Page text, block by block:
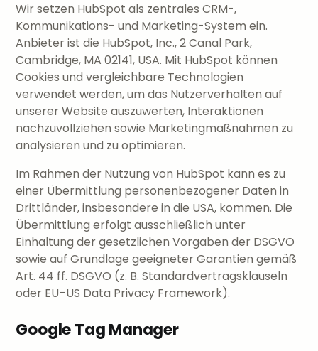
Wir setzen HubSpot als zentrales CRM-,
Kommunikations- und Marketing-System ein.
Anbieter ist die HubSpot, Inc., 2 Canal Park,
Cambridge, MA 02141, USA. Mit HubSpot können
Cookies und vergleichbare Technologien
verwendet werden, um das Nutzerverhalten auf
unserer Website auszuwerten, Interaktionen
nachzuvollziehen sowie Marketingmaßnahmen zu
analysieren und zu optimieren.
Im Rahmen der Nutzung von HubSpot kann es zu
einer Übermittlung personenbezogener Daten in
Drittländer, insbesondere in die USA, kommen. Die
Übermittlung erfolgt ausschließlich unter
Einhaltung der gesetzlichen Vorgaben der DSGVO
sowie auf Grundlage geeigneter Garantien gemäß
Art. 44 ff. DSGVO (z. B. Standardvertragsklauseln
oder EU–US Data Privacy Framework).
Google Tag Manager